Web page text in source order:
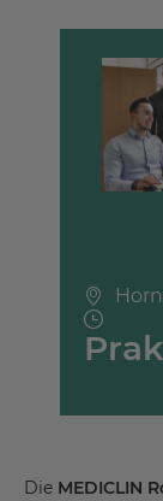
Die MEDICLIN